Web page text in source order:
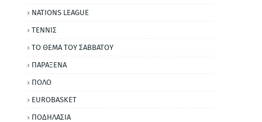
NATIONS LEAGUE
ΤΕΝΝΙΣ
ΤΟ ΘΕΜΑ ΤΟΥ ΣΑΒΒΑΤΟΥ
ΠΑΡΑΞΕΝΑ
ΠΟΛΟ
EUROBASKET
ΠΟΔΗΛΑΣΙΑ